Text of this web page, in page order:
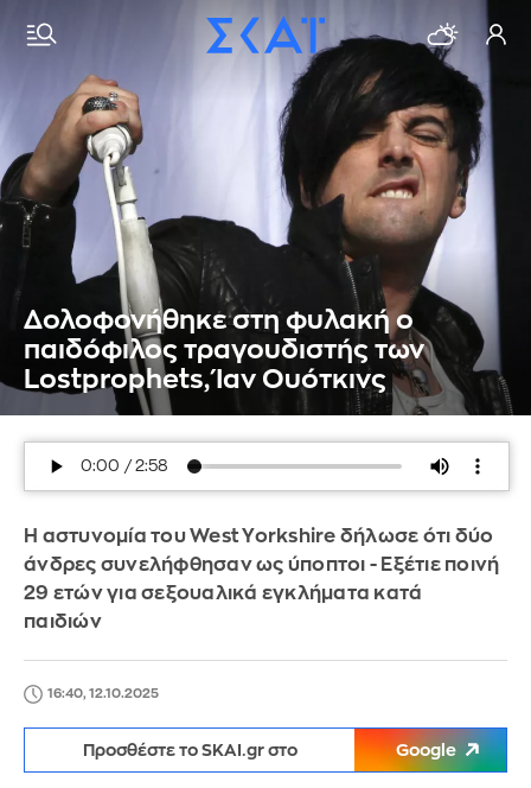
Δολοφονήθηκε στη φυλακή ο
παιδόφιλος τραγουδιστής των
Lostprophets, Ίαν Ουότκινς
Η αστυνομία του West Yorkshire δήλωσε ότι δύο
άνδρες συνελήφθησαν ως ύποπτοι - Εξέτιε ποινή
29 ετών για σεξουαλικά εγκλήματα κατά
παιδιών
16:40, 12.10.2025
Προσθέστε το SKAI.gr στο Google